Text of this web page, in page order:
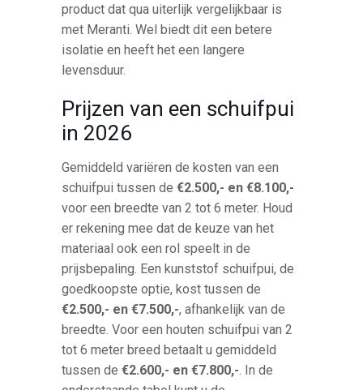
product dat qua uiterlijk vergelijkbaar is
met Meranti. Wel biedt dit een betere
isolatie en heeft het een langere
levensduur.
Prijzen van een schuifpui
in 2026
Gemiddeld variëren de kosten van een
schuifpui tussen de€2.500,- en €8.100,-
voor een breedte van 2 tot 6 meter. Houd
er rekening mee dat de keuze van het
materiaal ook een rol speelt in de
prijsbepaling. Een kunststof schuifpui, de
goedkoopste optie, kost tussen de
€2.500,- en €7.500,-, afhankelijk van de
breedte. Voor een houten schuifpui van 2
tot 6 meter breed betaalt u gemiddeld
tussen de€2.600,- en €7.800,- . In de